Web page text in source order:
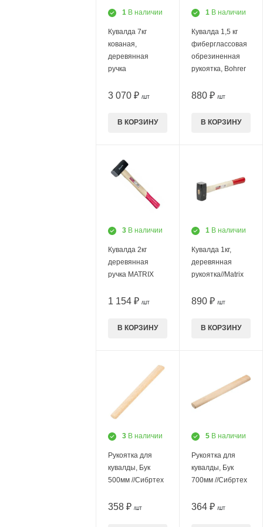
1 В наличии
Кувалда 7кг
кованая,
деревянная
ручка
3 070 ₽ /ШТ
В КОРЗИНУ
1 В наличии
Кувалда 1,5 кг
фиберглассовая
обрезиненная
рукоятка, Bohrer
880 ₽ /ШТ
В КОРЗИНУ
3 В наличии
Кувалда 2кг
деревянная
ручка MATRIX
1 154 ₽ /ШТ
В КОРЗИНУ
1 В наличии
Кувалда 1кг,
деревянная
рукоятка//Matrix
890 ₽ /ШТ
В КОРЗИНУ
3 В наличии
Рукоятка для
кувалды, Бук
500мм //Сибртех
358 ₽ /ШТ
5 В наличии
Рукоятка для
кувалды, Бук
700мм //Сибртех
364 ₽ /ШТ